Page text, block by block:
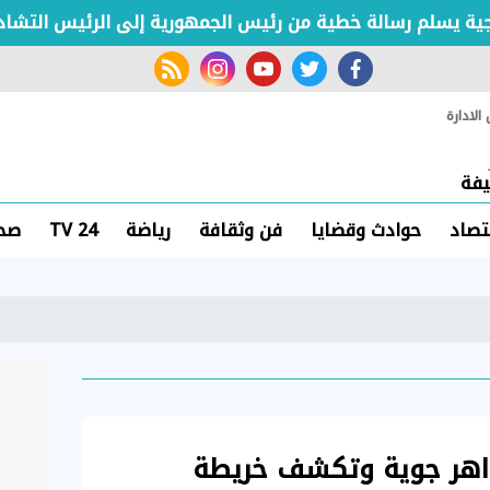
رسالة خطية من رئيس الجمهورية إلى الرئيس التشادي
facebook
twitter
youtube
instagram
rss feed
حوادث وقضايا فن وثقافة رياضة TV 24
تُحذر من 5 ظواهر جوية وتكشف خريطة